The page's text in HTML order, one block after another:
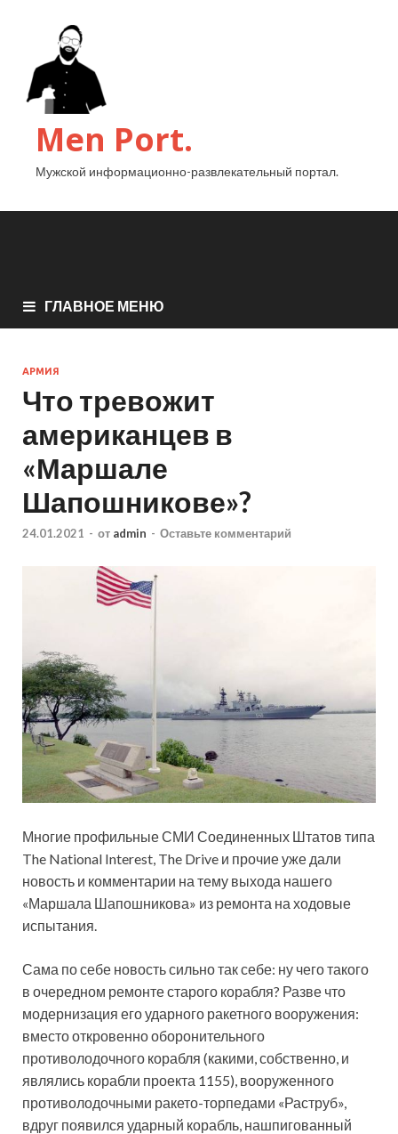
Men Port.
Мужской информационно-развлекательный портал.
ГЛАВНОЕ МЕНЮ
АРМИЯ
Что тревожит
американцев в
«Маршале
Шапошникове»?
24.01.2021 - от admin - Оставьте комментарий
Многие профильные СМИ Соединенных Штатов типа
The National Interest, The Drive и прочие уже дали
новость и комментарии на тему выхода нашего
«Маршала Шапошникова» из ремонта на ходовые
испытания.
Сама по себе новость сильно так себе: ну чего такого
в очередном ремонте старого корабля? Разве что
модернизация его ударного ракетного вооружения:
вместо откровенно оборонительного
противолодочного корабля (какими, собственно, и
являлись корабли проекта 1155), вооруженного
противолодочными ракето-торпедами «Раструб»,
вдруг появился ударный корабль, нашпигованный